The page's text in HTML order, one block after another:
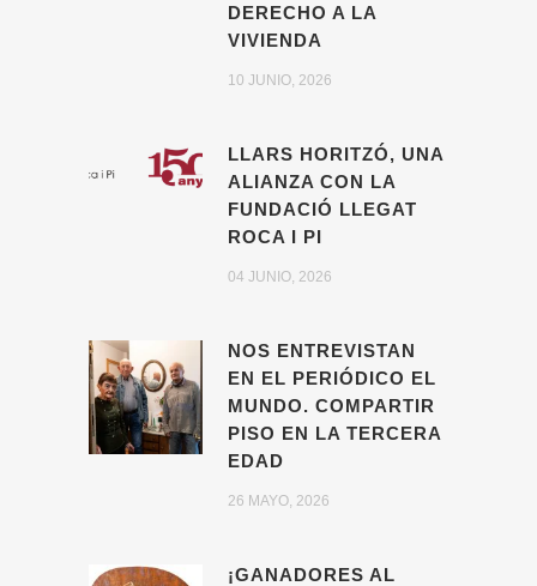
DERECHO A LA
VIVIENDA
10 JUNIO, 2026
LLARS HORITZÓ, UNA
ALIANZA CON LA
FUNDACIÓ LLEGAT
ROCA I PI
04 JUNIO, 2026
NOS ENTREVISTAN
EN EL PERIÓDICO EL
MUNDO. COMPARTIR
PISO EN LA TERCERA
EDAD
26 MAYO, 2026
¡GANADORES AL